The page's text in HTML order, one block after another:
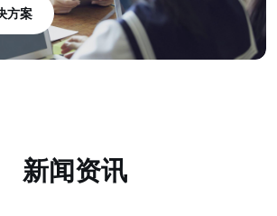
方案
新闻资讯